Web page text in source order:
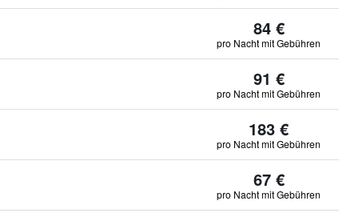
84 €
pro Nacht mit Gebühren
91 €
pro Nacht mit Gebühren
183 €
pro Nacht mit Gebühren
67 €
pro Nacht mit Gebühren